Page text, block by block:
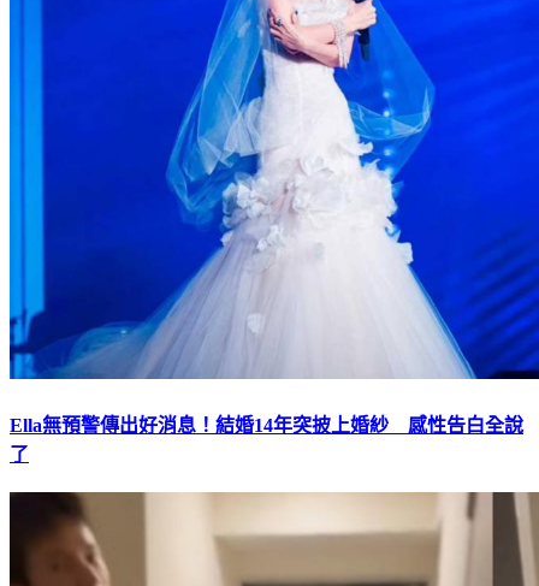
Ella無預警傳出好消息！結婚14年突披上婚紗 感性告白全說
了